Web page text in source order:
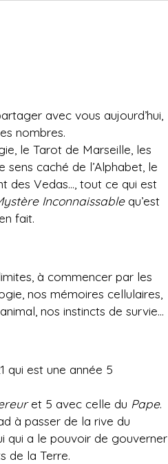
avec vous aujourd’hui,
nombres.
le Tarot de Marseille, les
sens caché de l’Alphabet, le
des Vedas…, tout ce qui est
Inconnaissablequ’est
fait.
à commencer par les
nos mémoires cellulaires,
nos instincts de survie…
qui est une année 5
et 5 avec celle du Pape.
à passer de la rive du
qui a le pouvoir de gouverner
de la Terre.